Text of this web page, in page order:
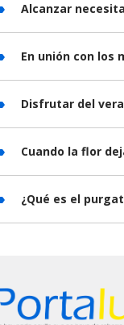
Alcanzar
En unión con los
Disfrutar del
Cuando la flor
¿Qué es el